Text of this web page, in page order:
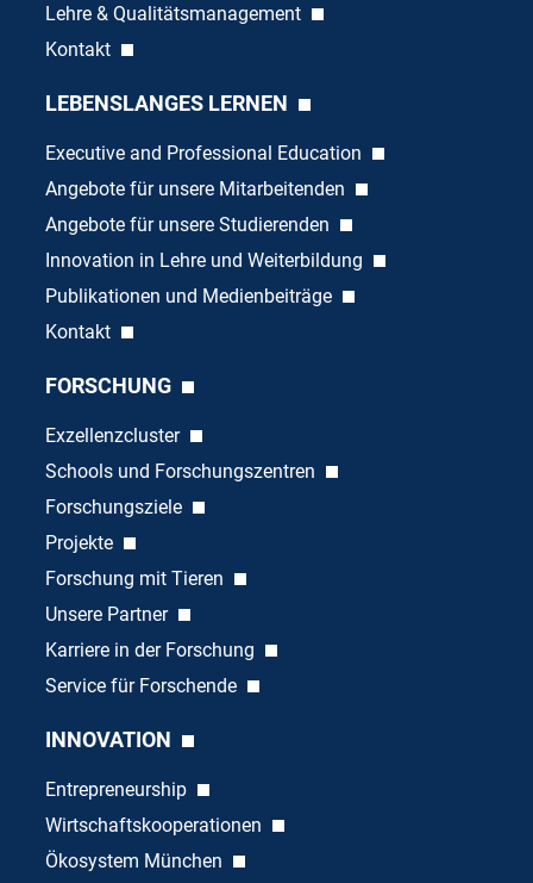
Lehre & Qualitätsmanagement
Kontakt
LEBENSLANGES LERNEN
Executive and Professional Education
Angebote für unsere Mitarbeitenden
Angebote für unsere Studierenden
Innovation in Lehre und Weiterbildung
Publikationen und Medienbeiträge
Kontakt
FORSCHUNG
Exzellenzcluster
Schools und Forschungszentren
Forschungsziele
Projekte
Forschung mit Tieren
Unsere Partner
Karriere in der Forschung
Service für Forschende
INNOVATION
Entrepreneurship
Wirtschaftskooperationen
Ökosystem München